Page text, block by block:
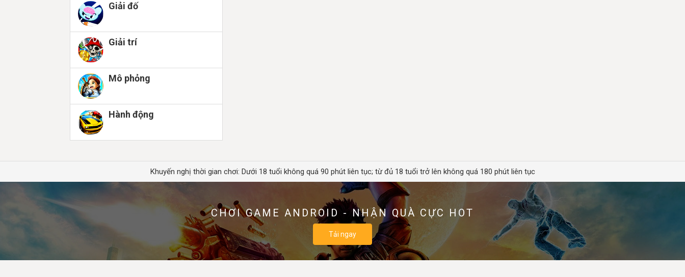
Giải đố
Giải trí
Mô phỏng
Hành động
Khuyến nghị thời gian chơi: Dưới 18 tuổi không quá 90 phút liên tục; từ đủ 18 tuổi trở lên không quá 180 phút liên tục
CHƠI GAME ANDROID - NHẬN QUÀ CỰC HOT
Tải ngay